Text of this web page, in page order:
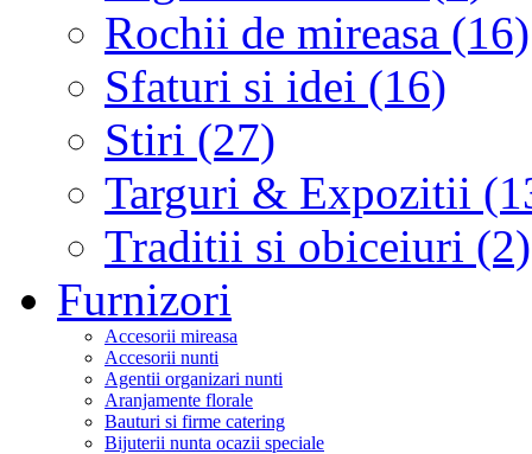
Rochii de mireasa (16)
Sfaturi si idei (16)
Stiri (27)
Targuri & Expozitii
Traditii si obiceiuri (2)
Furnizori
Accesorii mireasa
Accesorii nunti
Agentii organizari nunti
Aranjamente florale
Bauturi si firme catering
Bijuterii nunta ocazii speciale